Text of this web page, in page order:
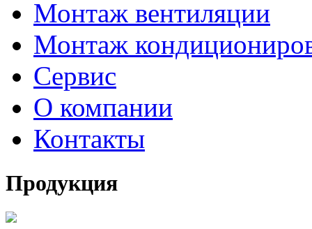
Монтаж вентиляции
Монтаж
Сервис
О компании
Контакты
Продукция